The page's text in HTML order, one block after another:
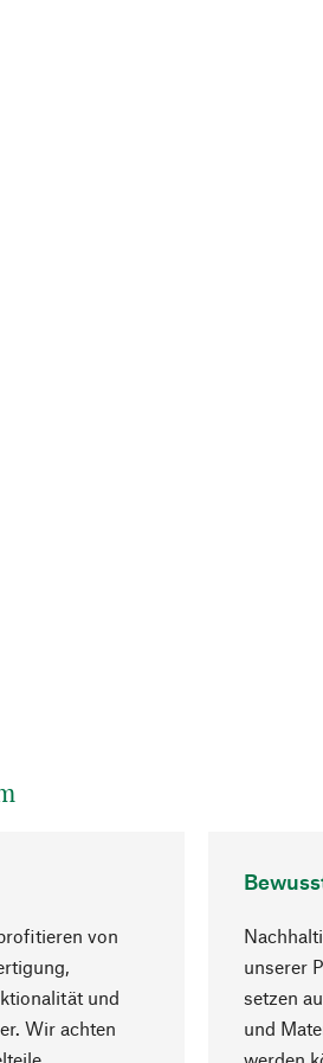
von
und
Wir achten
unserer
setzen
und